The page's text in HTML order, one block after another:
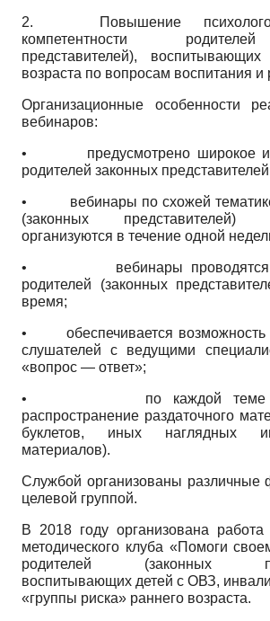
2.
Повышение психолого-
компетентности
представителей),
возраста по вопросам воспитания и
Организационные особенности
вебинаров:
• предусмотрено широкое
родителей законных
• вебинары по схожей тематике
(законных
организуются в течение одной
• вебинары проводятся в
родителей (законных
время;
• обеспечивается возможность
слушателей с ведущими
«вопрос — ответ»;
• по каждой теме
распространение раздаточного
буклетов, иных наглядных
материалов).
Службой организованы
целевой группой.
В 2018 году организована работа
методического клуба «Помоги
родителей (законных
воспитывающих детей с ОВЗ,
«группы риска» раннего возраста.